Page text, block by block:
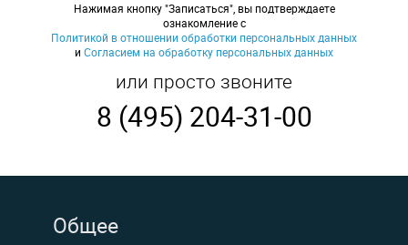
Нажимая кнопку "Записаться", вы подтверждаете
ознакомление с
Политикой в отношении обработки персональных данных
и Согласием на обработку персональных данных
или просто звоните
8 (495) 204-31-00
Общее